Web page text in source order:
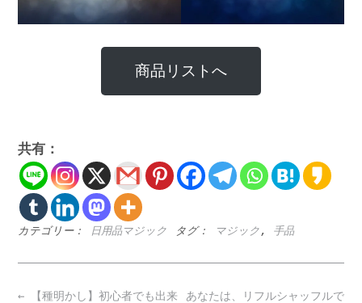
商品リストへ
共有：
カテゴリー： 日用品マジック タグ： マジック , 手品
Post
あなたは、リフルシャッフルで
← 【種明かし】初心者でも出来